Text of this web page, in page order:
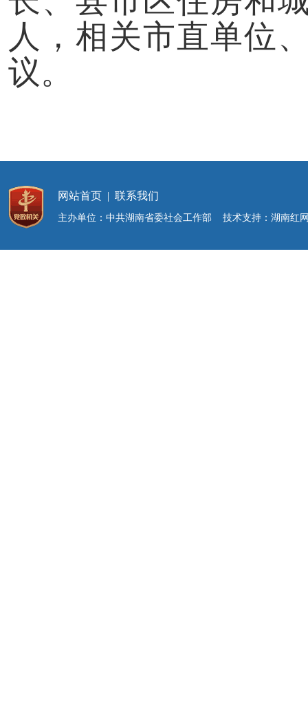
人，相关市直单位
议。
网站首页 |联系我们
主办单位：中共湖南省委社会工作部 技术支持：湖南红